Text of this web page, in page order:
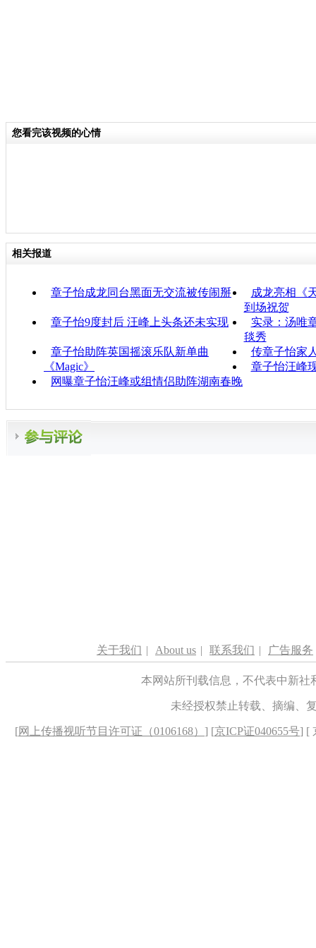
您看完该视频的心情
相关报道
章子怡成龙同台黑面无交流被传闹掰
成龙亮相《
到场祝贺
章子怡9度封后 汪峰上头条还未实现
实录：汤唯
毯秀
章子怡助阵英国摇滚乐队新单曲
《Magic》
传章子怡家
章子怡汪峰
网曝章子怡汪峰或组情侣助阵湖南春晚
关于我们 | About us | 联系我们 | 广告服务
本网站所刊载信息，不代表中新
未经授权禁止转载、摘编、
[网上传播视听节目许可证（0106168） ] [京ICP证040655号] [